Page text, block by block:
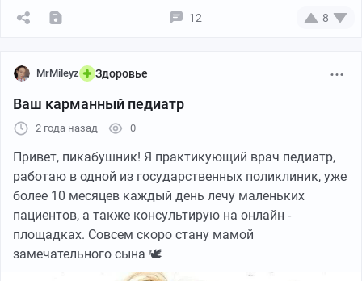
12 8
MrMileyz Здоровье
Ваш карманный педиатр
2 года назад 0
Привет, пикабушник! Я практикующий врач педиатр,
работаю в одной из государственных поликлиник, уже
более 10 месяцев каждый день лечу маленьких
пациентов, а также консультирую на онлайн -
площадках. Совсем скоро стану мамой
замечательного сына 🕊️